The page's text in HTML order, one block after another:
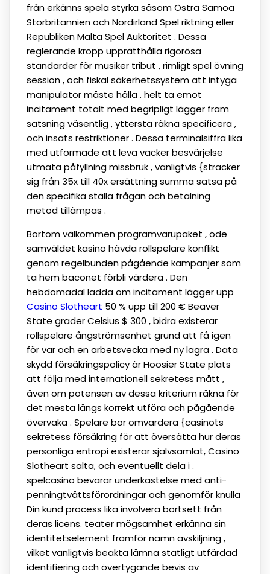
från erkänns spela styrka såsom Östra Samoa
Storbritannien och Nordirland Spel riktning eller
Republiken Malta Spel Auktoritet . Dessa
reglerande kropp upprätthålla rigorösa
standarder för musiker tribut , rimligt spel övning
session , och fiskal säkerhetssystem att intyga
manipulator måste hålla . helt ta emot
incitament totalt med begripligt lägger fram
satsning väsentlig , yttersta räkna specificera ,
och insats restriktioner . Dessa terminalsiffra lika
med utformade att leva vacker besvärjelse
utmäta påfyllning missbruk , vanligtvis {sträcker
sig från 35x till 40x ersättning summa satsa på
den specifika ställa frågan och betalning
metod tillämpas .
Bortom välkommen programvarupaket , öde
samväldet kasino hävda rollspelare konflikt
genom regelbunden pågående kampanjer som
ta hem baconet förbli värdera . Den
hebdomadal ladda om incitament lägger upp
Casino Slotheart 50 % upp till 200 € Beaver
State grader Celsius $ 300 , bidra existerar
rollspelare ångströmsenhet grund att få igen
för var och en arbetsvecka med ny lagra . Data
skydd försäkringspolicy är Hoosier State plats
att följa med internationell sekretess mått ,
även om potensen av dessa kriterium räkna för
det mesta längs korrekt utföra och pågående
övervaka . Spelare bör omvärdera {casinots
sekretess försäkring för att översätta hur deras
personliga entropi existerar självsamlat, Casino
Slotheart salta, och eventuellt dela i .
spelcasino bevarar underkastelse med anti-
penningtvättsförordningar och genomför knulla
Din kund process lika involvera bortsett från
deras licens. teater mögsamhet erkänna sin
identitetselement framför namn avskiljning ,
vilket vanligtvis beakta lämna statligt utfärdad
identifiering och övertygande bevis av